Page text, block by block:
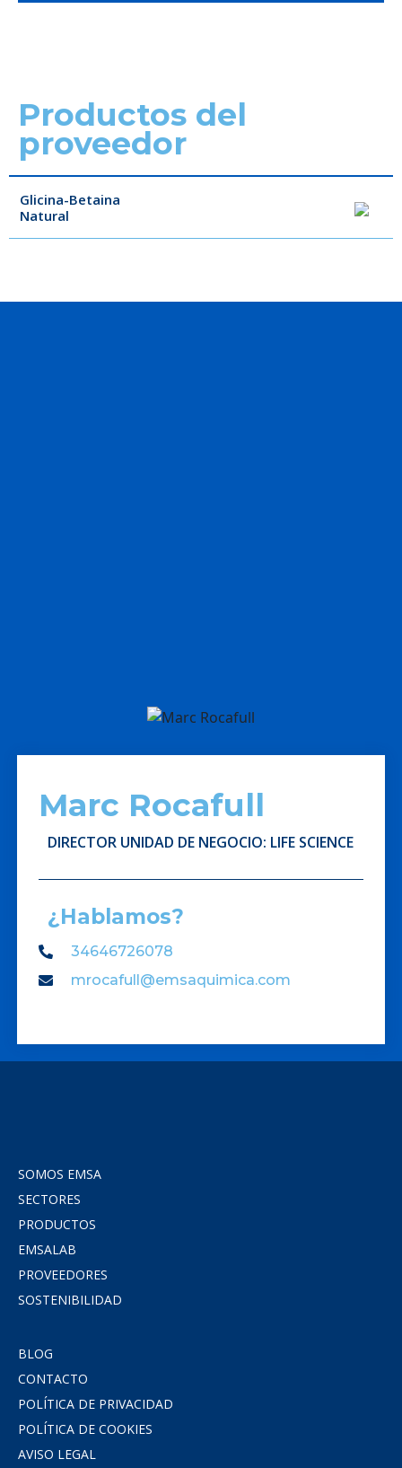
Productos del
proveedor
Glicina-Betaina
Natural
Marc Rocafull
DIRECTOR UNIDAD DE NEGOCIO: LIFE SCIENCE
¿Hablamos?
34646726078
mrocafull@emsaquimica.com
SOMOS EMSA
SECTORES
PRODUCTOS
EMSALAB
PROVEEDORES
SOSTENIBILIDAD
BLOG
CONTACTO
POLÍTICA DE PRIVACIDAD
POLÍTICA DE COOKIES
AVISO LEGAL